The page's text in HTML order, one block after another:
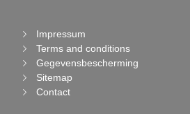
Impressum
Terms and conditions
Gegevensbescherming
Sitemap
Contact